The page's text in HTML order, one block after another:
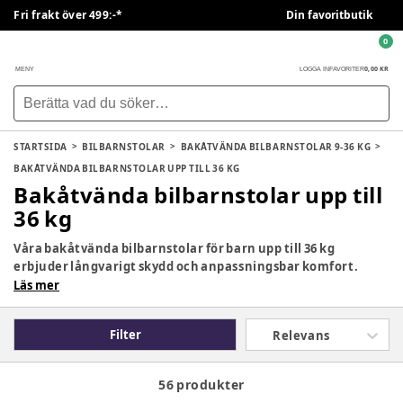
Fri frakt över 499:-* Din favoritbutik
MENY LOGGA IN FAVORITER0,00 KR
0
STARTSIDA BILBARNSTOLAR
BAKÅTVÄNDA BILBARNSTOLAR 9-36 KG
BAKÅTVÄNDA BILBARNSTOLAR UPP TILL 36 KG
Bakåtvända bilbarnstolar upp till
36 kg
Våra bakåtvända bilbarnstolar för barn upp till 36 kg
erbjuder långvarigt skydd och anpassningsbar komfort.
Perfekt för barn som växer och behöver extra säkerhet på
Läs mer
Filter Relevans
56 produkter